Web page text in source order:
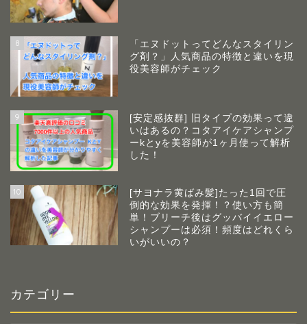
8
「エヌドットってどんなスタイリン
グ剤？」人気商品の特徴と違いを現
役美容師がチェック
9
[安定感抜群] 旧タイプの効果って違
いはあるの？コタアイケアシャンプ
ーkとyを美容師が1ヶ月使って解析
した！
10
[サヨナラ黄ばみ髪]たった1回で圧
倒的な効果を発揮！？使い方も簡
単！ブリーチ後はグッバイイエロー
シャンプーは必須！頻度はどれくら
いがいいの？
カテゴリー